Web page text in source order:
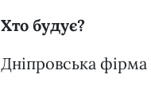
Хто будує?
Дніпровська фірма